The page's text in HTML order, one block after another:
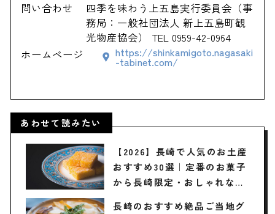
問い合わせ
四季を味わう上五島実行委員会（事
務局：一般社団法人 新上五島町観
光物産協会） TEL 0959-42-0964
ホームページ
https://shinkamigoto.nagasaki
-tabinet.com/
あわせて読みたい
【2026】長崎で人気のお土産
おすすめ30選｜定番のお菓子
から長崎限定・おしゃれなお
長崎のおすすめ絶品ご当地グ